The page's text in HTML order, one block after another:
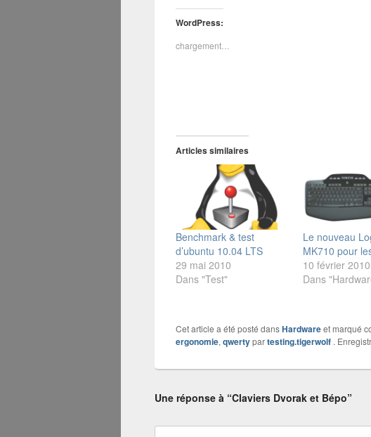
WordPress:
chargement…
Articles similaires
Benchmark & test
d’ubuntu 10.04 LTS
29 mai 2010
Dans "Test"
Le nouveau
MK710 pour
10 février 2010
Dans
Cet article a été posté dansHardwareet marqué
ergonomie, qwertypartesting.tigerwolf.
Une réponse à “Claviers Dvorak et Bépo”